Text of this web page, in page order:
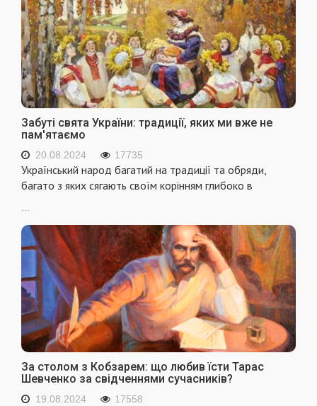
Забуті свята України: традиції, яких ми вже не
пам'ятаємо
20.08.2024 17735
Український народ багатий на традиції та обряди,
багато з яких сягають своїм корінням глибоко в
За столом з Кобзарем: що любив їсти Тарас
Шевченко за свідченнями сучасників?
19.08.2024 17558